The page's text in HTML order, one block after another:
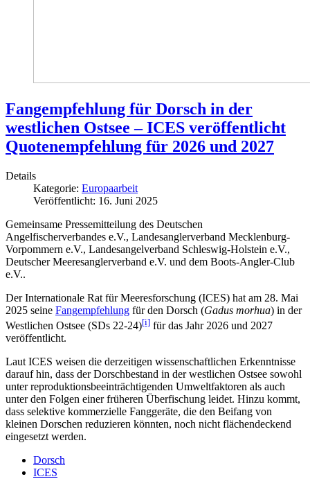
Fangempfehlung für Dorsch in der
westlichen Ostsee – ICES veröffentlicht
Quotenempfehlung für 2026 und 2027
Details
Kategorie: Europaarbeit
Veröffentlicht: 16. Juni 2025
Gemeinsame Pressemitteilung des Deutschen
Angelfischerverbandes e.V., Landesanglerverband Mecklenburg-
Vorpommern e.V., Landesangelverband Schleswig-Holstein e.V.,
Deutscher Meeresanglerverband e.V. und dem Boots-Angler-Club
e.V..
Der Internationale Rat für Meeresforschung (ICES) hat am 28. Mai
2025 seine Fangempfehlung für den Dorsch (Gadus morhua) in der
Westlichen Ostsee (SDs 22-24)[i] für das Jahr 2026 und 2027
veröffentlicht.
Laut ICES weisen die derzeitigen wissenschaftlichen Erkenntnisse
darauf hin, dass der Dorschbestand in der westlichen Ostsee sowohl
unter reproduktionsbeeinträchtigenden Umweltfaktoren als auch
unter den Folgen einer früheren Überfischung leidet. Hinzu kommt,
dass selektive kommerzielle Fanggeräte, die den Beifang von
kleinen Dorschen reduzieren könnten, noch nicht flächendeckend
eingesetzt werden.
Dorsch
ICES